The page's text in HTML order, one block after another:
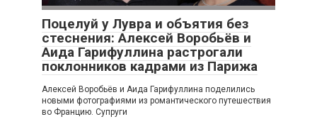
Поцелуй у Лувра и объятия без
стеснения: Алексей Воробьёв и
Аида Гарифуллина растрогали
поклонников кадрами из Парижа
Алексей Воробьёв и Аида Гарифуллина поделились
новыми фотографиями из романтического путешествия
во Францию. Супруги